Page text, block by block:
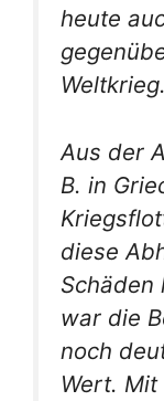
heute
Weltkrieg.
Aus der
B. in
diese
Schäden
war die
noch
Wert.